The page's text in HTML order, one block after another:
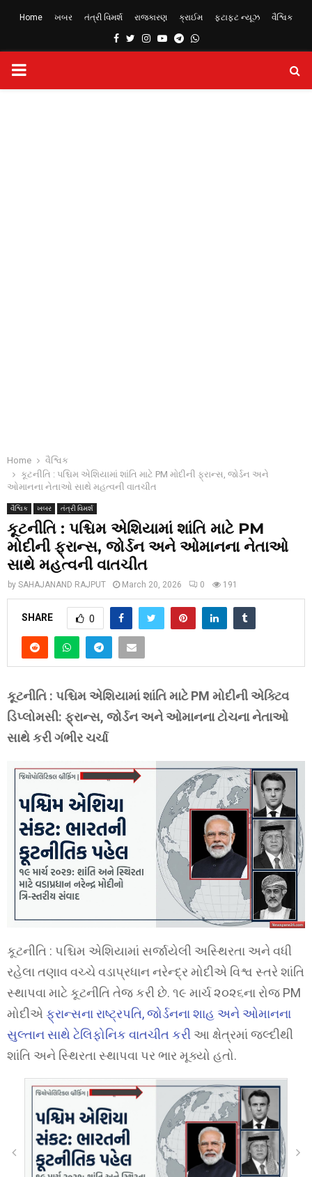
Home ખબર તંત્રી વિમર્શ રાજકારણ ક્રાઈમ ફટાફટ ન્યૂઝ વૈશ્વિક
Facebook
TwitterInstagram
YoutubeTelegram
Whatsapp
PRIMARY
Home
વૈશ્વિક
કૂટનીતિ : પશ્ચિમ એશિયામાં શાંતિ માટે PM મોદીની ફ્રાન્સ, જોર્ડન અને
ઓમાનના નેતાઓ સાથે મહત્વની વાતચીત
વૈશ્વિક ખબર તંત્રી વિમર્શ
કૂટનીતિ : પશ્ચિમ એશિયામાં શાંતિ માટે PM
મોદીની ફ્રાન્સ, જોર્ડન અને ઓમાનના નેતાઓ
સાથે મહત્વની વાતચીત
by SAHAJANAND RAJPUT March 20, 2026 0 191
SHARE 0
કૂટનીતિ : પશ્ચિમ એશિયામાં શાંતિ માટે PM મોદીની એક્ટિવ
ડિપ્લોમસી: ફ્રાન્સ, જોર્ડન અને ઓમાનના ટોચના નેતાઓ
સાથે કરી ગંભીર ચર્ચા
કૂટનીતિ : પશ્ચિમ એશિયામાં સર્જાયેલી અસ્થિરતા અને વધી
રહેલા તણાવ વચ્ચે વડાપ્રધાન નરેન્દ્ર મોદીએ વિશ્વ સ્તરે શાંતિ
સ્થાપવા માટે કૂટનીતિ તેજ કરી છે. ૧૯ માર્ચ ૨૦૨૬ના રોજ PM
મોદીએફ્રાન્સના રાષ્ટ્રપતિ, જોર્ડનના શાહ અને ઓમાનના
સુલ્તાન સાથે ટેલિફોનિક વાતચીત કરી આ ક્ષેત્રમાં જલ્દીથી
શાંતિ અને સ્થિરતા સ્થાપવા પર ભાર મૂક્યો હતો.